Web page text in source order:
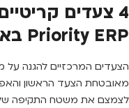
4 צעדים
Priority ERP בארגון
הצעדים המרכזיים להגנה על
מאובטחת הצעד הראשון
לצמצם את משטח התקיפה